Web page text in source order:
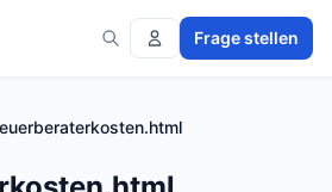
Frage stellen